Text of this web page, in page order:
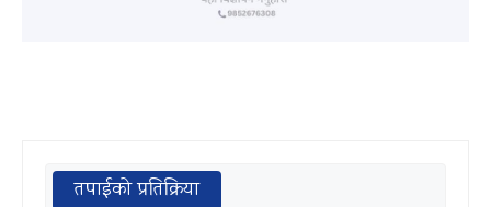
तपाईको प्रतिक्रिया